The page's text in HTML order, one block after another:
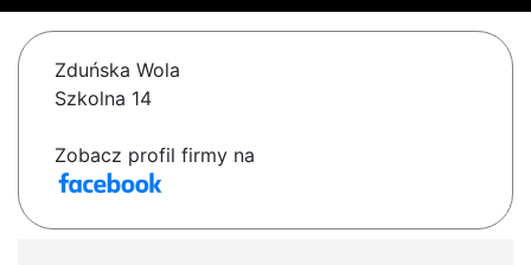
Zduńska Wola
Szkolna 14
Zobacz profil firmy na